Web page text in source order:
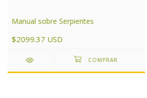
Manual sobre Serpientes
$2099.37 USD